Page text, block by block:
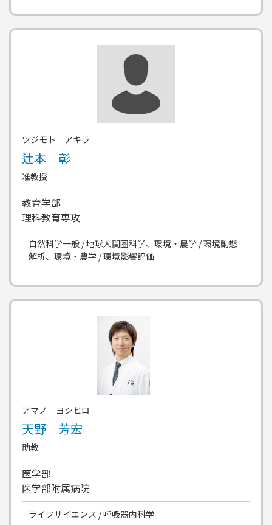
ツジモト アキラ
辻本 彰
准教授
教育学部
理科教育専攻
自然科学一般 / 地球人間圏科学、環境・農学 / 環境動態
解析、環境・農学 / 環境影響評価
アマノ ヨシヒロ
天野 芳宏
助教
医学部
医学部附属病院
ライフサイエンス / 呼吸器内科学